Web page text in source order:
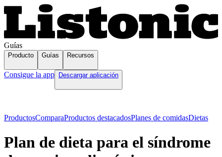
Guías
Producto Guías Recursos
Consigue la app Descargar aplicación
ProductosComparaProductos destacadosPlanes de comidasDietas
Plan de dieta para el síndrome